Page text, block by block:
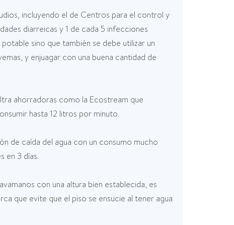
incluyendo el de Centros para el control y
diarreicas y 1 de cada 5 infecciones
sino que también se debe utilizar un
y enjuagar con una buena cantidad de
ahorradoras como la Ecostream que
hasta 12 litros por minuto.
de caída del agua con un consumo mucho
en 3 días.
con una altura bien establecida, es
que evite que el piso se ensucie al tener agua